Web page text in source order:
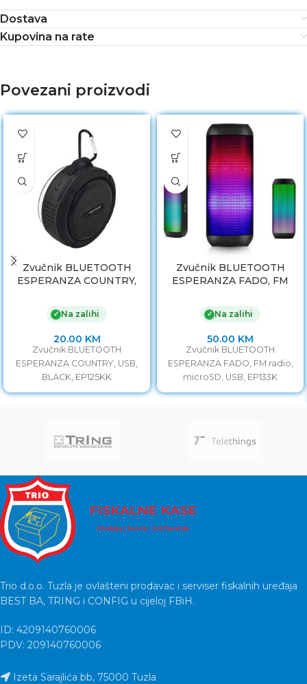
Dostava
Kupovina na rate
Povezani proizvodi
Zvučnik BLUETOOTH
ESPERANZA COUNTRY,
✓ Na zalihi
20.00 KM
Zvučnik BLUETOOTH
ESPERANZA COUNTRY, USB,
BLACK, EP125KK
Zvučnik BLUETOOTH
ESPERANZA FADO, FM
EP133K
✓ Na zalihi
50.00 KM
Zvučnik BLUETOOTH
ESPERANZA FADO, FM radio,
microSD, USB, EP133K
Trio d.o.o. Tuzla je ovlašteni prodavac i serviser fiskalnih uređaja
BEST BA, TRING i CONFIG u cijeloj FBiH.
ID: 4209140760006
PDV: 209140760006
Izeta Sarajlića bb, 75000 Tuzla